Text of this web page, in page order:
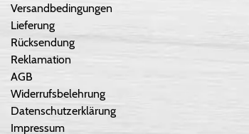
Versandbedingungen
Lieferung
Rücksendung
Reklamation
AGB
Widerrufsbelehrung
Datenschutzerklärung
Impressum